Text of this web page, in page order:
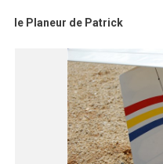
le Planeur de Patrick